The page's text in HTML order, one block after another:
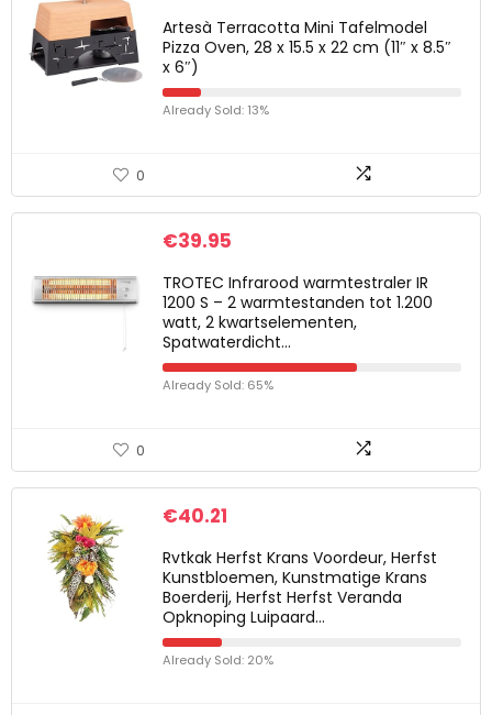
Artesà Terracotta Mini Tafelmodel
Pizza Oven, 28 x 15.5 x 22 cm (11″ x 8.5″
x 6″)
Already Sold: 13%
0
€39.95
TROTEC Infrarood warmtestraler IR
1200 S – 2 warmtestanden tot 1.200
watt, 2 kwartselementen,
Spatwaterdicht…
Already Sold: 65%
0
€40.21
Rvtkak Herfst Krans Voordeur, Herfst
Kunstbloemen, Kunstmatige Krans
Boerderij, Herfst Herfst Veranda
Opknoping Luipaard…
Already Sold: 20%